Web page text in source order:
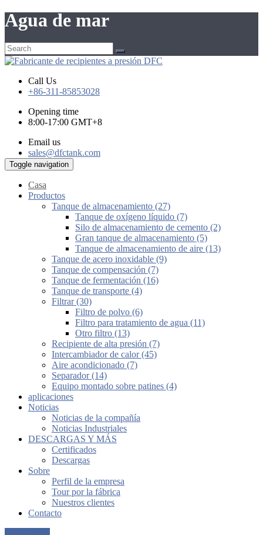
Agua de mar
Call Us
+86-311-85853028
Opening time
8:00-17:00 GMT+8
Email us
sales@dfctank.com
Toggle navigation
Casa
Productos
Tanque de almacenamiento (27)
Tanque de oxígeno líquido (7)
Silo de almacenamiento de cemento (2)
Gran tanque de almacenamiento (5)
Tanque de almacenamiento de aire (13)
Tanque de acero inoxidable (9)
Tanque de compensación (7)
Tanque de fermentación (16)
Tanque de transporte (4)
Filtrar (30)
Filtro de polvo (6)
Filtro para tratamiento de agua (11)
Otro filtro (13)
Recipiente de alta presión (7)
Intercambiador de calor (45)
Aire acondicionado (7)
Separador (14)
Equipo montado sobre patines (4)
aplicaciones
Noticias
Noticias de la compañía
Noticias Industriales
DESCARGAS Y MÁS
Certificados
Descargas
Sobre
Perfil de la empresa
Tour por la fábrica
Nuestros clientes
Contacto